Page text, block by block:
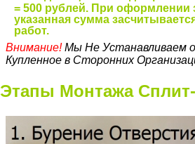
= 500 рублей. При оформлении
указанная сумма
работ.
Внимание!Мы Не Устанавливаем
Купленное в Сторонних
Этапы Монтажа